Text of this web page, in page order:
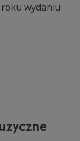
wydaniu